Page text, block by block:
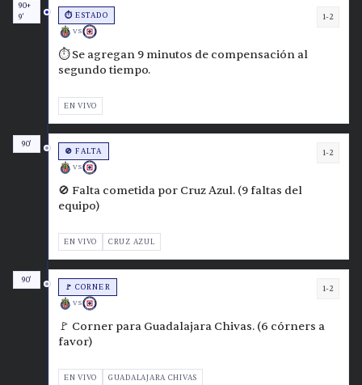
90+
9'
⏱️ ESTADO
VS
1-2
⏱️ Se agregan 9 minutos de compensación al
segundo tiempo.
EN VIVO
90'
🚫 FALTA
VS
1-2
🚫 Falta cometida por Cruz Azul. (9 faltas del
equipo)
EN VIVO CRUZ AZUL
90'
🚩 CORNER
VS
1-2
🚩 Corner para Guadalajara Chivas. (6 córners a
favor)
EN VIVO GUADALAJARA CHIVAS